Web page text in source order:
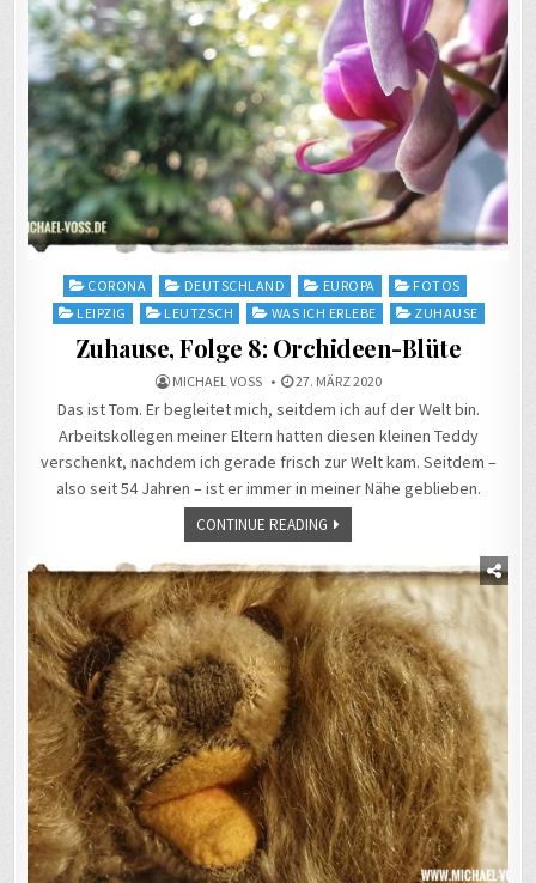
Posted
in
CORONA DEUTSCHLAND EUROPA
FOTOS
LEIPZIG
LEUTZSCH WAS ICH ERLEBE ZUHAUSE
Zuhause, Folge 8: Orchideen-Blüte
MICHAEL VOSS 27. MÄRZ 2020
Das ist Tom. Er begleitet mich, seitdem ich auf der Welt bin.
Arbeitskollegen meiner Eltern hatten diesen kleinen Teddy
verschenkt, nachdem ich gerade frisch zur Welt kam. Seitdem –
also seit 54 Jahren – ist er immer in meiner Nähe geblieben.
CONTINUE READING